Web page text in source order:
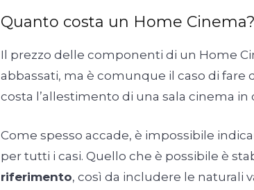
Quanto costa un Home Cinema?
Il prezzo delle componenti di un Home
abbassati, ma è comunque il caso di fare
costa l’allestimento di una sala cinema in
Come spesso accade, è impossibile
per tutti i casi. Quello che è possibile è
riferimento, così da includere le naturali